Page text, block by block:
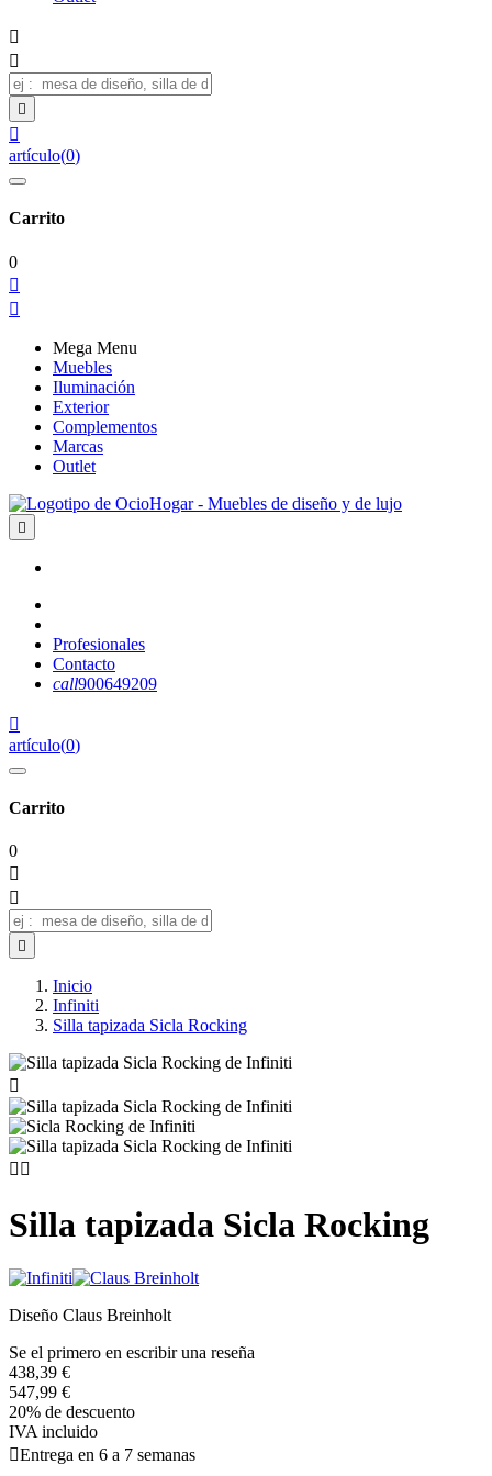




artículo(0)
Carrito
0


Mega Menu
Muebles
Iluminación
Exterior
Complementos
Marcas
Outlet

Profesionales
Contacto
call900649209

artículo(0)
Carrito
0



Inicio
Infiniti
Silla tapizada Sicla Rocking

 
Silla tapizada Sicla Rocking
Diseño Claus Breinholt
Se el primero en escribir una reseña
438,39 €
547,99 €
20% de descuento
IVA incluido
Entrega en 6 a 7 semanas